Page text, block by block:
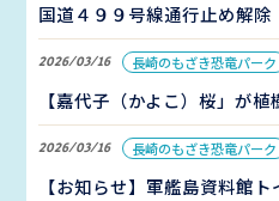
国道４９９号線通行止め解
2026/03/16 長崎のもざき恐竜パーク
【嘉代子（かよこ）桜」が植
2026/03/16 長崎のもざき恐竜パーク
【お知らせ】軍艦島資料館